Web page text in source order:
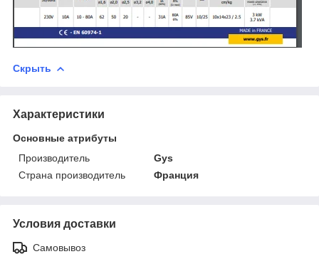
Скрыть
Характеристики
Основные атрибуты
Производитель
Gys
Страна производитель
Франция
Условия доставки
Самовывоз